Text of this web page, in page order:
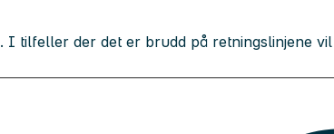
. I tilfeller der det er brudd på retningslinjene